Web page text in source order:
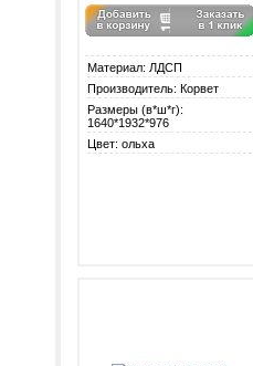
Материал: ЛДСП
Производитель: Корвет
Размеры (в*ш*г):
1640*1932*976
Цвет: ольха